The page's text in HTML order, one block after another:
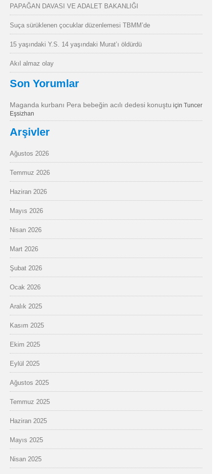
PAPAĞAN DAVASI VE ADALET BAKANLIĞI
Suça sürüklenen çocuklar düzenlemesi TBMM’de
15 yaşındaki Y.S. 14 yaşındaki Murat’ı öldürdü
Akıl almaz olay
Son Yorumlar
Maganda kurbanı Pera bebeğin acılı dedesi konuştu için Tuncer
Eşsizhan
Arşivler
Ağustos 2026
Temmuz 2026
Haziran 2026
Mayıs 2026
Nisan 2026
Mart 2026
Şubat 2026
Ocak 2026
Aralık 2025
Kasım 2025
Ekim 2025
Eylül 2025
Ağustos 2025
Temmuz 2025
Haziran 2025
Mayıs 2025
Nisan 2025